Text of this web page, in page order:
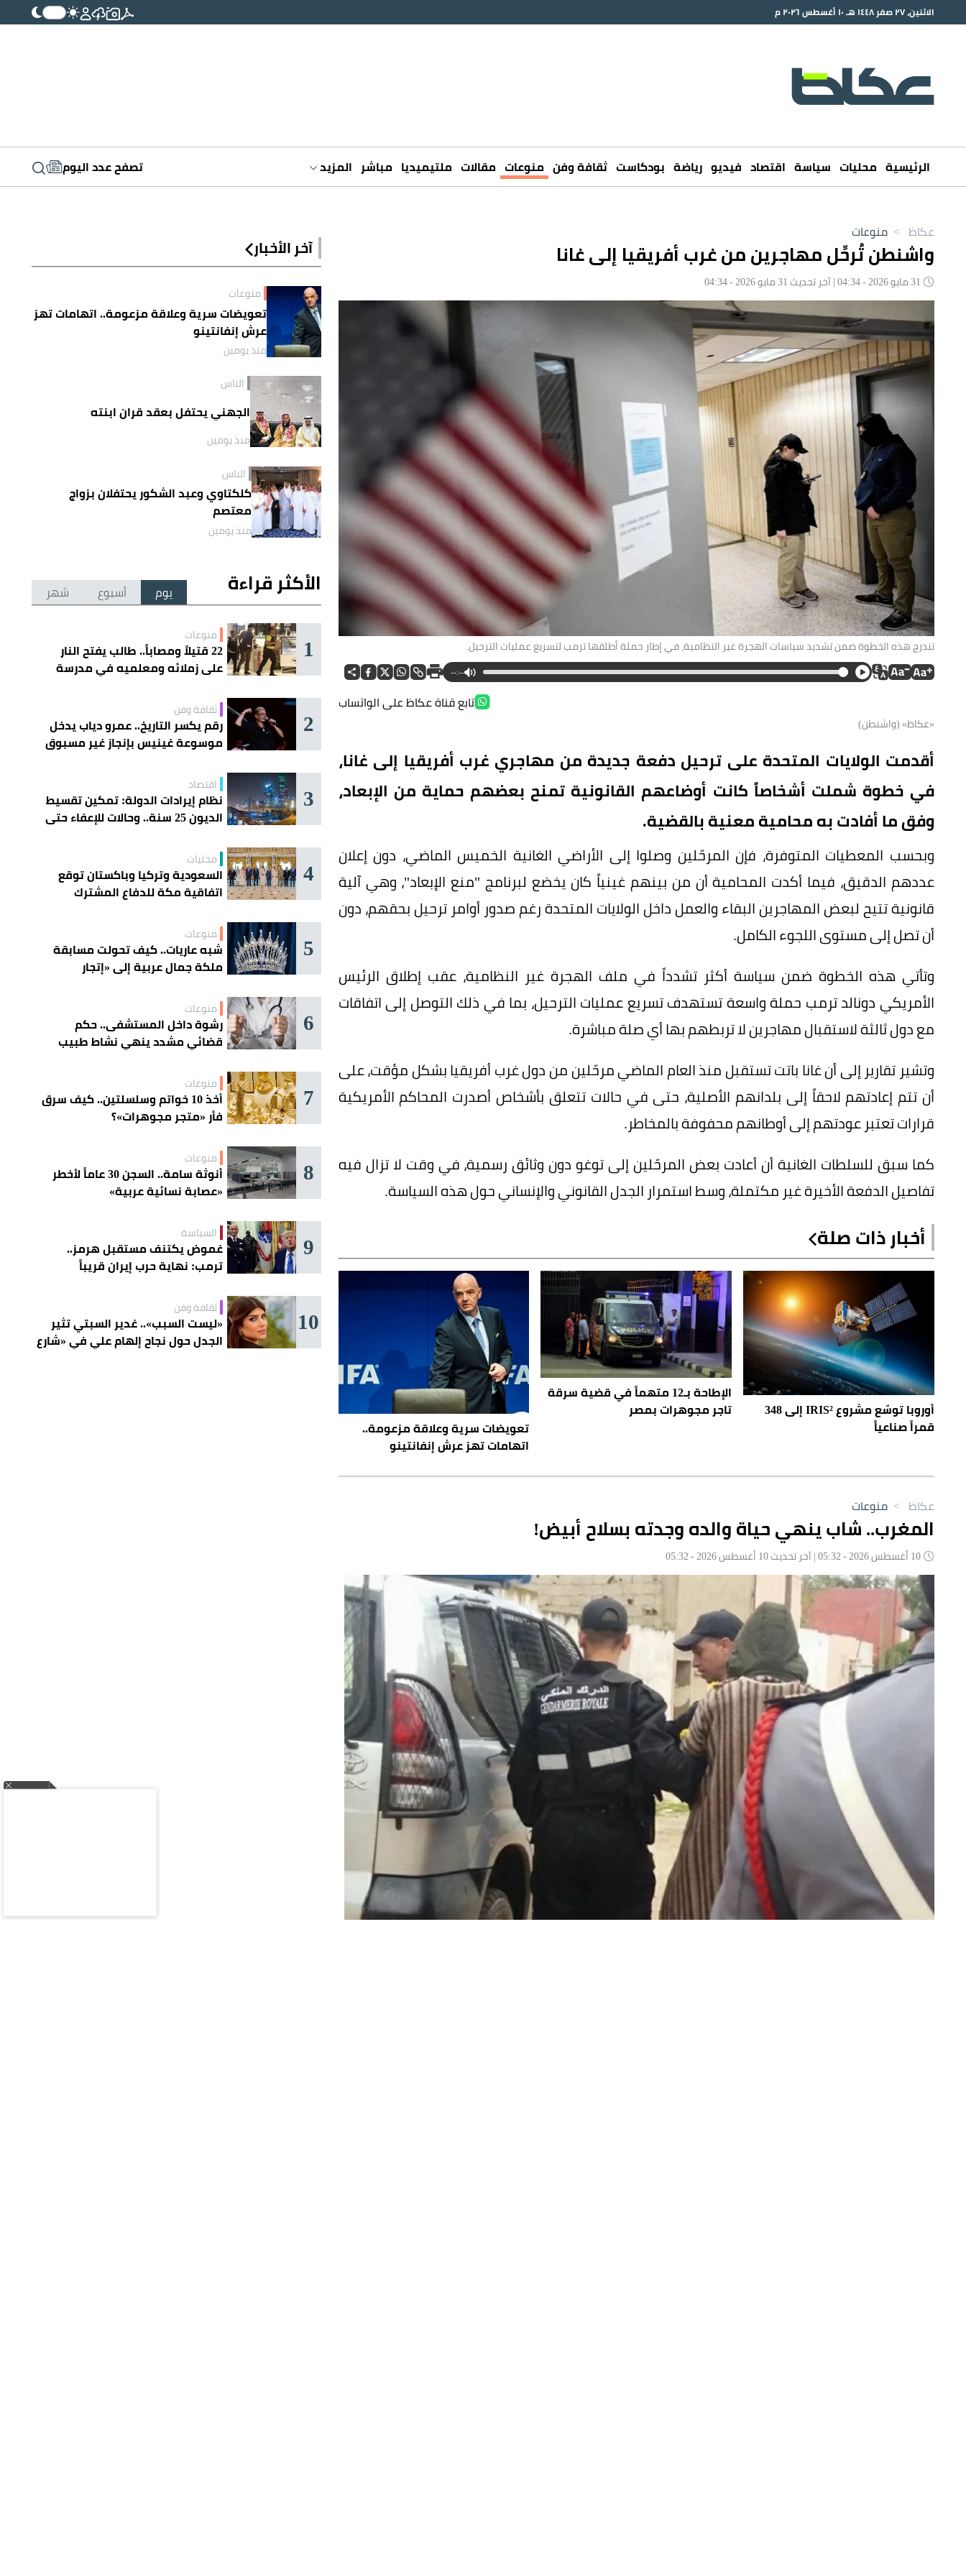
الاثنين، ٢٧ صفر ١٤٤٨ هـ ١٠ أغسطس ٢٠٢٦ م
الرئيسية محليات سياسة اقتصاد فيديو رياضة بودكاست ثقافة وفن منوعات مقالات ملتيميديا مباشر المزيد تصفح عدد اليوم
عكاظ > منوعات
واشنطن تُرحِّل مهاجرين من غرب أفريقيا إلى غانا
تندرج هذه الخطوة ضمن تشديد سياسات الهجرة غير النظامية، في إطار حملة أطلقها ترمب لتسريع عمليات الترحيل.
--:--
تابع قناة عكاظ على الواتساب
«عكاظ» (واشنطن)
أقدمت الولايات المتحدة على ترحيل دفعة جديدة من مهاجري غرب أفريقيا إلى غانا،
في خطوة شملت أشخاصاً كانت أوضاعهم القانونية تمنح بعضهم حماية من الإبعاد،
وفق ما أفادت به محامية معنية بالقضية.
وبحسب المعطيات المتوفرة، فإن المرحّلين وصلوا إلى الأراضي الغانية الخميس الماضي، دون إعلان
عددهم الدقيق، فيما أكدت المحامية أن من بينهم غينياً كان يخضع لبرنامج "منع الإبعاد"، وهي آلية
قانونية تتيح لبعض المهاجرين البقاء والعمل داخل الولايات المتحدة رغم صدور أوامر ترحيل بحقهم، دون
أن تصل إلى مستوى اللجوء الكامل.
وتأتي هذه الخطوة ضمن سياسة أكثر تشدداً في ملف الهجرة غير النظامية، عقب إطلاق الرئيس
الأمريكي دونالد ترمب حملة واسعة تستهدف تسريع عمليات الترحيل، بما في ذلك التوصل إلى اتفاقات
مع دول ثالثة لاستقبال مهاجرين لا تربطهم بها أي صلة مباشرة.
وتشير تقارير إلى أن غانا باتت تستقبل منذ العام الماضي مرحّلين من دول غرب أفريقيا بشكل مؤقت، على
أن تتم إعادتهم لاحقاً إلى بلدانهم الأصلية، حتى في حالات تتعلق بأشخاص أصدرت المحاكم الأمريكية
قرارات تعتبر عودتهم إلى أوطانهم محفوفة بالمخاطر.
كما سبق للسلطات الغانية أن أعادت بعض المرحّلين إلى توغو دون وثائق رسمية، في وقت لا تزال فيه
تفاصيل الدفعة الأخيرة غير مكتملة، وسط استمرار الجدل القانوني والإنساني حول هذه السياسة.
أخبار ذات صلة
أوروبا توسّع مشروع IRIS² إلى 348
قمراً صناعياً
الإطاحة بـ12 متهماً في قضية سرقة
تاجر مجوهرات بمصر
تعويضات سرية وعلاقة مزعومة..
اتهامات تهز عرش إنفانتينو
آخر الأخبار
منوعات
تعويضات سرية وعلاقة مزعومة.. اتهامات تهز
عرش إنفانتينو
منذ يومين
الناس
الجهني يحتفل بعقد قران ابنته
منذ يومين
الناس
كلكتاوي وعبد الشكور يحتفلان بزواج
معتصم
منذ يومين
الأكثر قراءة يوم أسبوع شهر
1 منوعات
22 قتيلاً ومصاباً.. طالب يفتح النار
على زملائه ومعلميه في مدرسة
2 ثقافة وفن
رقم يكسر التاريخ.. عمرو دياب يدخل
موسوعة غينيس بإنجاز غير مسبوق
3 اقتصاد
نظام إيرادات الدولة: تمكين تقسيط
الديون 25 سنة.. وحالات للإعفاء حتى
4 محليات
السعودية وتركيا وباكستان توقع
اتفاقية مكة للدفاع المشترك
5 منوعات
شبه عاريات.. كيف تحولت مسابقة
ملكة جمال عربية إلى «إتجار
6 منوعات
رشوة داخل المستشفى.. حكم
قضائي مشدد ينهي نشاط طبيب
7 منوعات
أخذ 10 خواتم وسلسلتين.. كيف سرق
فأر «متجر مجوهرات»؟
8 منوعات
أنوثة سامة.. السجن 30 عاماً لأخطر
«عصابة نسائية عربية»
9 السياسة
غموض يكتنف مستقبل هرمز..
ترمب: نهاية حرب إيران قريباً
10 ثقافة وفن
«ليست السبب».. غدير السبتي تثير
الجدل حول نجاح إلهام علي في «شارع
عكاظ > منوعات
المغرب.. شاب ينهي حياة والده وجدته بسلاح أبيض!